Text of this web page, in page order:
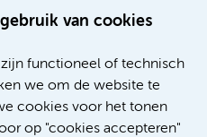
van cookies
functioneel of technisch
we om de website te
cookies voor het tonen
op "cookies accepteren"